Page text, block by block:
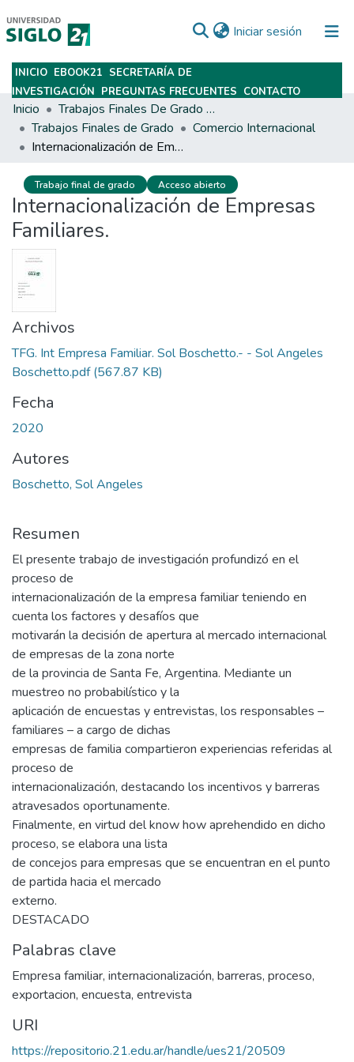
Iniciar sesión (current)
Subir
INICIO EBOOK21 SECRETARÍA DE
INVESTIGACIÓN PREGUNTAS FRECUENTES CONTACTO
Inicio
Trabajos Finales De Grado Y Posgrado
Trabajos Finales de Grado
Comercio Internacional
Internacionalización de Empresas Familiares.
Trabajo final de grado Acceso abierto
Internacionalización de Empresas
Familiares.
Archivos
TFG. Int Empresa Familiar. Sol Boschetto.- - Sol Angeles
Boschetto.pdf(567.87 KB)
Fecha
2020
Autores
Boschetto, Sol Angeles
Resumen
El presente trabajo de investigación profundizó en el
proceso de
internacionalización de la empresa familiar teniendo en
cuenta los factores y desafíos que
motivarán la decisión de apertura al mercado internacional
de empresas de la zona norte
de la provincia de Santa Fe, Argentina. Mediante un
muestreo no probabilístico y la
aplicación de encuestas y entrevistas, los responsables –
familiares – a cargo de dichas
empresas de familia compartieron experiencias referidas al
proceso de
internacionalización, destacando los incentivos y barreras
atravesados oportunamente.
Finalmente, en virtud del know how aprehendido en dicho
proceso, se elabora una lista
de concejos para empresas que se encuentran en el punto
de partida hacia el mercado
externo.
DESTACADO
Palabras clave
Empresa familiar, internacionalización, barreras, proceso,
exportacion, encuesta, entrevista
URI
https://repositorio.21.edu.ar/handle/ues21/20509